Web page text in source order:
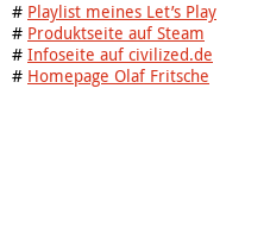
# Playlist meines Let’s Play
# Produktseite auf Steam
# Infoseite auf civilized.de
# Homepage Olaf Fritsche